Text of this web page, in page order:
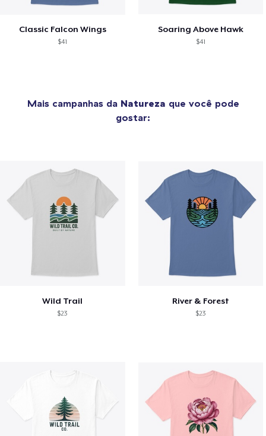
Classic Falcon Wings
$41
Soaring Above Hawk
$41
Mais campanhas da Natureza que você pode
gostar:
Wild Trail
$23
River & Forest
$23